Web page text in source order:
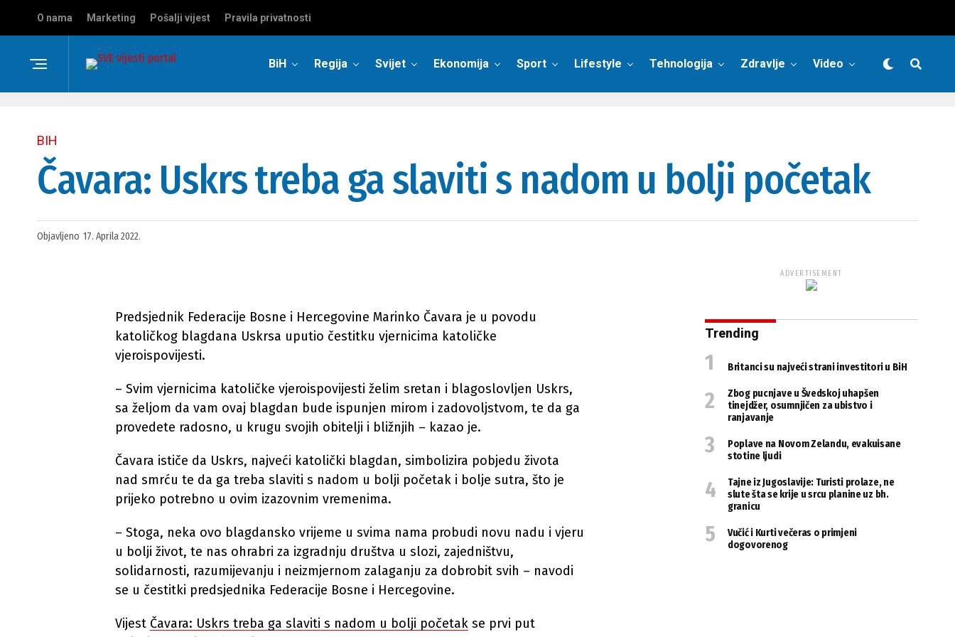
O nama Marketing Pošalji vijest Pravila privatnosti
BiH Regija Svijet Ekonomija Sport Lifestyle Tehnologija Zdravlje Video
BIH
Čavara: Uskrs treba ga slaviti s nadom u bolji početak
Objavljeno 17. Aprila 2022.
Predsjednik Federacije Bosne i Hercegovine Marinko Čavara je u povodu
katoličkog blagdana Uskrsa uputio čestitku vjernicima katoličke
vjeroispovijesti.
– Svim vjernicima katoličke vjeroispovijesti želim sretan i blagoslovljen Uskrs,
sa željom da vam ovaj blagdan bude ispunjen mirom i zadovoljstvom, te da ga
provedete radosno, u krugu svojih obitelji i bližnjih – kazao je.
Čavara ističe da Uskrs, najveći katolički blagdan, simbolizira pobjedu života
nad smrću te da ga treba slaviti s nadom u bolji početak i bolje sutra, što je
prijeko potrebno u ovim izazovnim vremenima.
– Stoga, neka ovo blagdansko vrijeme u svima nama probudi novu nadu i vjeru
u bolji život, te nas ohrabri za izgradnju društva u slozi, zajedništvu,
solidarnosti, razumijevanju i neizmjernom zalaganju za dobrobit svih – navodi
se u čestitki predsjednika Federacije Bosne i Hercegovine.
Vijest Čavara: Uskrs treba ga slaviti s nadom u bolji početak se prvi put
ADVERTISEMENT
Trending
Britanci su najveći strani investitori u BiH
Zbog pucnjave u Švedskoj uhapšen
tinejdžer, osumnjičen za ubistvo i
ranjavanje
Poplave na Novom Zelandu, evakuisane
stotine ljudi
Tajne iz Jugoslavije: Turisti prolaze, ne
slute šta se krije u srcu planine uz bh.
granicu
Vučić i Kurti večeras o primjeni
dogovorenog